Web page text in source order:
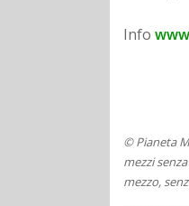
Info
© Pianeta
mezzi
mezzo,